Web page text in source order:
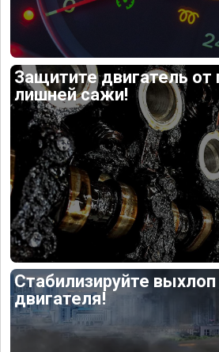
Защитите двигатель от
лишней сажи!
Стабилизируйте выхлоп
двигателя!